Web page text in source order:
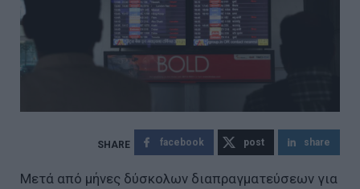
facebook post share
Μετά από μήνες δύσκολων διαπραγματεύσεων για